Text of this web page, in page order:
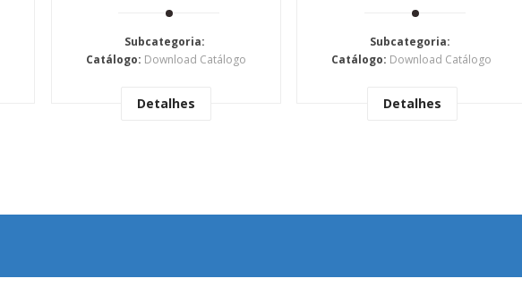
Subcategoria:
Catálogo: Download Catálogo
Detalhes
Subcategoria:
Catálogo: Download Catálogo
Detalhes